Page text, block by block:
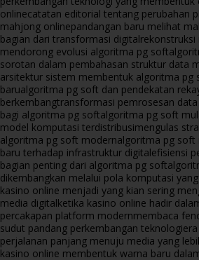
onlinecatatan editorial tentang perubahan
mahjong onlinepandangan baru melihat
bagian dari transformasi digital
mendorong evolusi algoritma pg soft
sorotan dalam pembahasan struktur data
arsitektur sistem membentuk algoritma pg
barualgoritma pg soft dan pendekatan
berkembangtransformasi pemrosesan
bagi algoritma pg softalgoritma pg soft
model komputasi terdistribusimengulas
algoritma pg soft modernalgoritma pg soft
baru terhadap infrastruktur digitalefisiensi
bagian penting dari algoritma pg soft
dikembangkan melalui pola komputasi
kasino online menjadi yang kian sering
media digitalketika kasino online hadir
percakapan platform modernmembaca
sudut pandang perkembangan teknologi
perjalanan panjang menuju media yang
kasino online membentuk warna baru